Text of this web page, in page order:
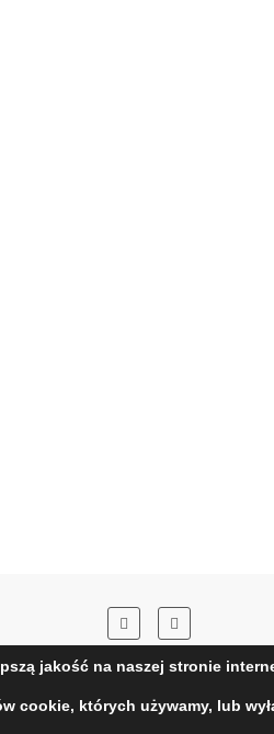
jakość na naszej stronie
cookie, których używamy, lub